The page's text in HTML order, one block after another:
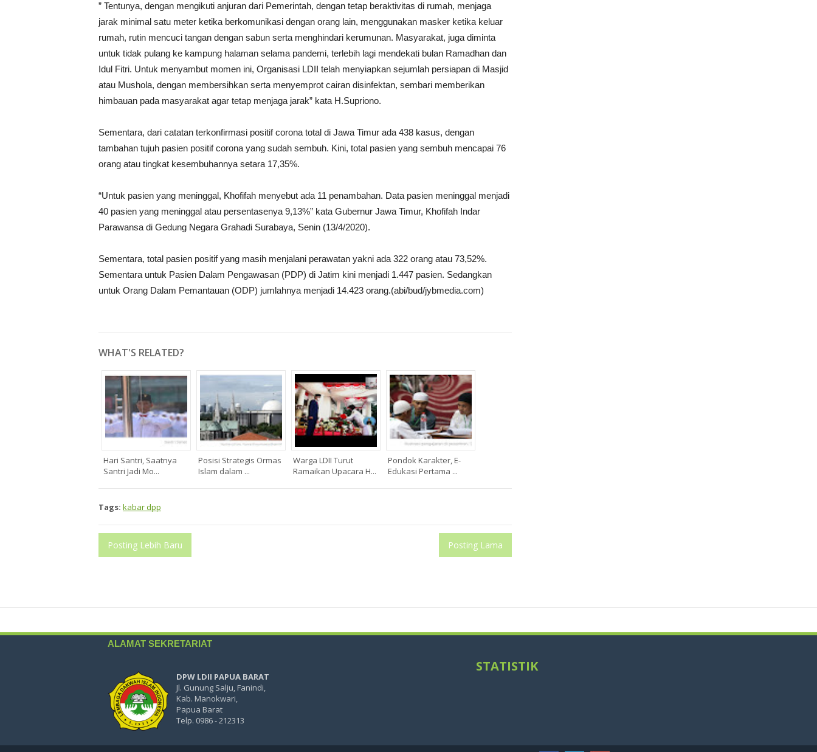
” Tentunya, dengan mengikuti anjuran dari Pemerintah, dengan tetap beraktivitas di rumah, menjaga
jarak minimal satu meter ketika berkomunikasi dengan orang lain, menggunakan masker ketika keluar
rumah, rutin mencuci tangan dengan sabun serta menghindari kerumunan. Masyarakat, juga diminta
untuk tidak pulang ke kampung halaman selama pandemi, terlebih lagi mendekati bulan Ramadhan dan
Idul Fitri. Untuk menyambut momen ini, Organisasi LDII telah menyiapkan sejumlah persiapan di Masjid
atau Mushola, dengan membersihkan serta menyemprot cairan disinfektan, sembari memberikan
himbauan pada masyarakat agar tetap menjaga jarak” kata H.Supriono.
Sementara, dari catatan terkonfirmasi positif corona total di Jawa Timur ada 438 kasus, dengan
tambahan tujuh pasien positif corona yang sudah sembuh. Kini, total pasien yang sembuh mencapai 76
orang atau tingkat kesembuhannya setara 17,35%.
“Untuk pasien yang meninggal, Khofifah menyebut ada 11 penambahan. Data pasien meninggal menjadi
40 pasien yang meninggal atau persentasenya 9,13%” kata Gubernur Jawa Timur, Khofifah Indar
Parawansa di Gedung Negara Grahadi Surabaya, Senin (13/4/2020).
Sementara, total pasien positif yang masih menjalani perawatan yakni ada 322 orang atau 73,52%.
Sementara untuk Pasien Dalam Pengawasan (PDP) di Jatim kini menjadi 1.447 pasien. Sedangkan
untuk Orang Dalam Pemantauan (ODP) jumlahnya menjadi 14.423 orang.(abi/bud/jybmedia.com)
WHAT'S RELATED?
Hari Santri, Saatnya
Santri Jadi Mo...
Posisi Strategis Ormas
Islam dalam ...
Warga LDII Turut
Ramaikan Upacara H...
Pondok Karakter, E-
Edukasi Pertama ...
Tags: kabar dpp
Posting Lebih Baru Posting Lama
ALAMAT SEKRETARIAT
DPW LDII PAPUA BARAT
Jl. Gunung Salju, Fanindi,
Kab. Manokwari,
Papua Barat
Telp. 0986 - 212313
STATISTIK